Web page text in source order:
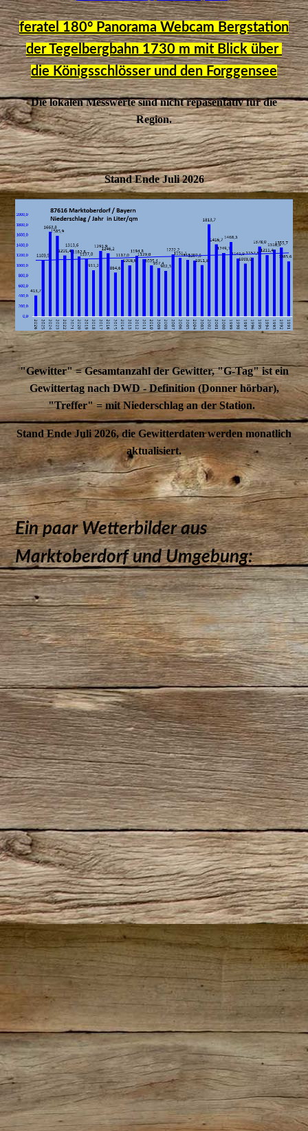
feratel 180° Panorama Webcam Bergstation
der Tegelbergbahn 1730 m mit Blick über
die Königsschlösser und den Forggensee
Die lokalen Messwerte sind nicht repäsentativ für die
Region.
Stand Ende Juli 2026
"Gewitter" = Gesamtanzahl der Gewitter, "G-Tag" ist ein
Gewittertag nach DWD - Definition (Donner hörbar),
"Treffer" = mit Niederschlag an der Station.
Stand Ende Juli 2026, die Gewitterdaten werden monatlich
aktualisiert.
Ein paar Wetterbilder aus
Marktoberdorf und Umgebung: